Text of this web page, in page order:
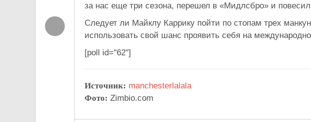
за нас еще три сезона, перешел в «Мидлсбро» и повесил
Следует ли Майклу Каррику пойти по стопам трех
использовать свой шанс проявить себя на
[poll id="62"]
Источник: manchesterlalala
Фото: Zimbio.com